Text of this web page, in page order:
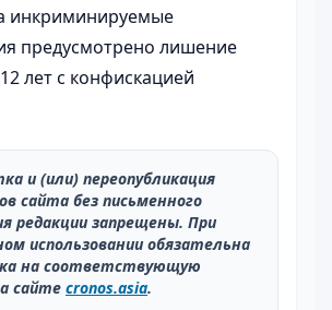
инкриминируемые
предусмотрено лишение
лет с конфискацией
и (или) переопубликация
сайта без письменного
редакции запрещены. При
использовании обязательна
на соответствующую
сайте cronos.asia.